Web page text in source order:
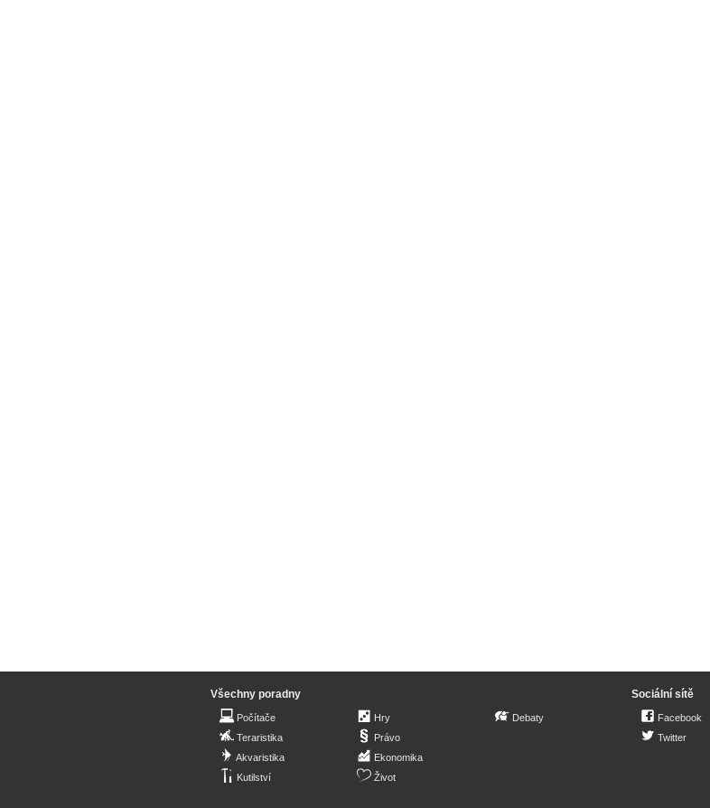
Všechny poradny
Počítače
Teraristika
Akvaristika
Kutilství
Hry
Právo
Ekonomika
Život
Debaty
Sociální sítě
Facebook
Twitter